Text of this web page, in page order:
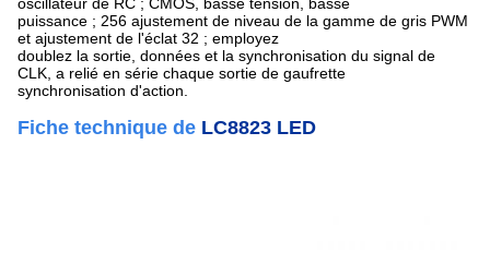
puissance ; 256 ajustement de niveau de la gamme de gris PWM
et ajustement de l'éclat 32 ; employez
doublez la sortie, données et la synchronisation du signal de
CLK, a relié en série chaque sortie de gaufrette
synchronisation d'action.
Fiche technique de LC8823 LED